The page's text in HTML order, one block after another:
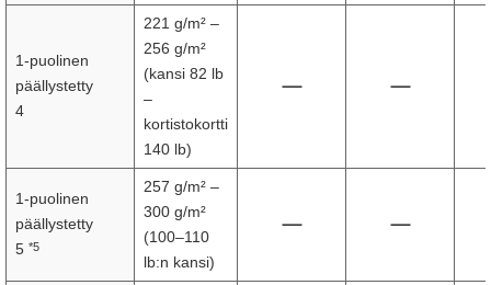
1-puolinen
päällystetty
4
221 g/m² –
256 g/m²
(kansi 82 lb
–
kortistokortti
140 lb)
1-puolinen
päällystetty
5 *5
257 g/m² –
300 g/m²
(100–110
lb:n kansi)